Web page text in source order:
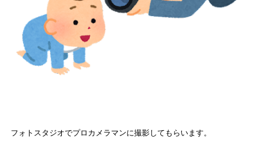
フォトスタジオでプロカメラマンに撮影してもらいます。